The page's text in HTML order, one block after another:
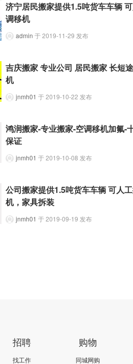
济宁居民搬家提供1.5吨货车车辆
调移机
admin 于 2019-11-29 发布
吉庆搬家 专业公司 居民搬家 长短
机
jnmh01 于 2019-10-22 发布
鸿润搬家-专业搬家-空调移机加氟-
保证
jnmh01 于 2019-10-08 发布
公司搬家提供1.5吨货车车辆 可人
机，家具拆装
jnmh01 于 2019-09-19 发布
招聘
找工作
购物
同城网购